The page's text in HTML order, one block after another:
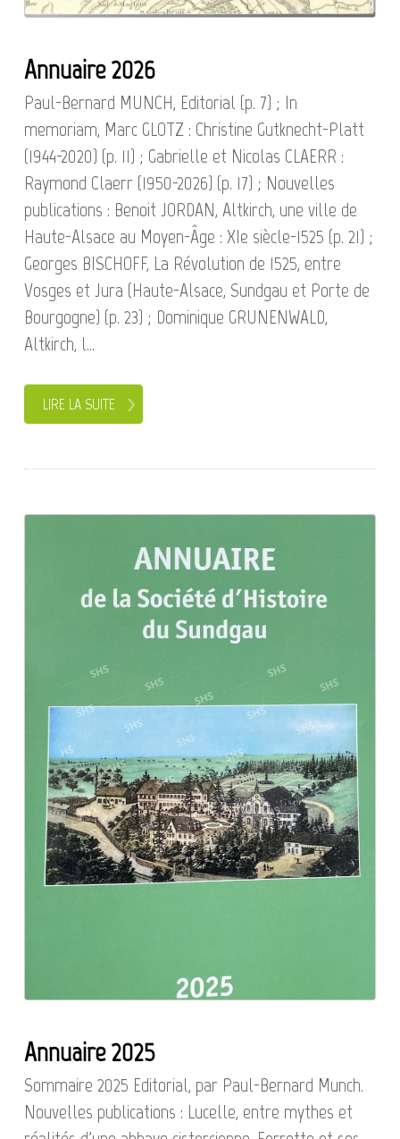
Annuaire 2026
Paul-Bernard MUNCH, Editorial (p. 7) ; In
memoriam, Marc GLOTZ : Christine Gutknecht-Platt
(1944-2020) (p. 11) ; Gabrielle et Nicolas CLAERR :
Raymond Claerr (1950-2026) (p. 17) ; Nouvelles
publications : Benoit JORDAN, Altkirch, une ville de
Haute-Alsace au Moyen-Âge : XIe siècle-1525 (p. 21) ;
Georges BISCHOFF, La Révolution de 1525, entre
Vosges et Jura (Haute-Alsace, Sundgau et Porte de
Bourgogne) (p. 23) ; Dominique GRUNENWALD,
Altkirch, l...
LIRE LA SUITE
Annuaire 2025
Sommaire 2025 Editorial, par Paul-Bernard Munch.
Nouvelles publications : Lucelle, entre mythes et